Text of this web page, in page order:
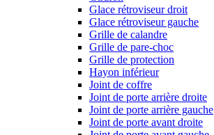
Glace rétroviseur droit
Glace rétroviseur gauche
Grille de calandre
Grille de pare-choc
Grille de protection
Hayon inférieur
Joint de coffre
Joint de porte arrière droite
Joint de porte arrière gauche
Joint de porte avant droite